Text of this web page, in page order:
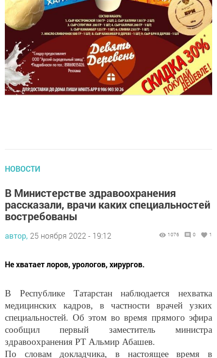
НОВОСТИ
В Министерстве здравоохранения
рассказали, врачи каких специальностей
востребованы
автор, 25 ноября 2022 - 19:12 1076 0 1
Не хватает лоров, урологов, хирургов.
В Республике Татарстан наблюдается нехватка
медицинских кадров, в частности врачей узких
специальностей. Об этом во время прямого эфира
сообщил первый заместитель министра
здравоохранения РТ Альмир Абашев.
По словам докладчика, в настоящее время в